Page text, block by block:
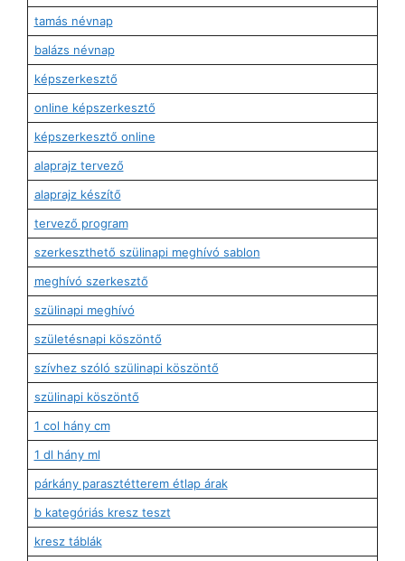
tamás névnap
balázs névnap
képszerkesztő
online képszerkesztő
képszerkesztő online
alaprajz tervező
alaprajz készítő
tervező program
szerkeszthető szülinapi meghívó sablon
meghívó szerkesztő
szülinapi meghívó
születésnapi köszöntő
szívhez szóló szülinapi köszöntő
szülinapi köszöntő
1 col hány cm
1 dl hány ml
párkány parasztétterem étlap árak
b kategóriás kresz teszt
kresz táblák